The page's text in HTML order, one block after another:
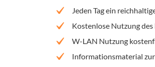
Jeden Tag ein
Kostenlose Nutzung
W-LAN Nutzung
Informationsmaterial